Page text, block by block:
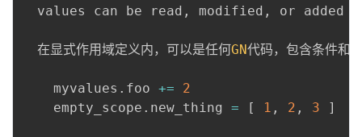
  values can be read
, modified , or added
  在显式作用域定义内，可以是任何
GN代码，包含条件和
    myvalues
. foo +=
2
    empty_scope
. new_thing = [ 1 , 2 , 3 ]